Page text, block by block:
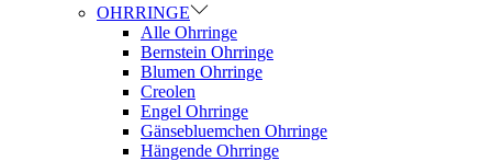
OHRRINGE
Alle Ohrringe
Bernstein Ohrringe
Blumen Ohrringe
Creolen
Engel Ohrringe
Gänsebluemchen Ohrringe
Hängende Ohrringe